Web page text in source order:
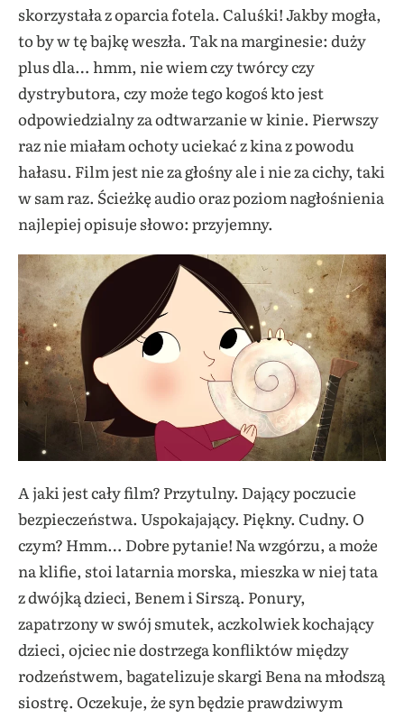
skorzystała z oparcia fotela. Caluśki! Jakby mogła,
to by w tę bajkę weszła. Tak na marginesie: duży
plus dla… hmm, nie wiem czy twórcy czy
dystrybutora, czy może tego kogoś kto jest
odpowiedzialny za odtwarzanie w kinie. Pierwszy
raz nie miałam ochoty uciekać z kina z powodu
hałasu. Film jest nie za głośny ale i nie za cichy, taki
w sam raz. Ścieżkę audio oraz poziom nagłośnienia
najlepiej opisuje słowo: przyjemny.
A jaki jest cały film? Przytulny. Dający poczucie
bezpieczeństwa. Uspokajający. Piękny. Cudny. O
czym? Hmm… Dobre pytanie! Na wzgórzu, a może
na klifie, stoi latarnia morska, mieszka w niej tata
z dwójką dzieci, Benem i Sirszą. Ponury,
zapatrzony w swój smutek, aczkolwiek kochający
dzieci, ojciec nie dostrzega konfliktów między
rodzeństwem, bagatelizuje skargi Bena na młodszą
siostrę. Oczekuje, że syn będzie prawdziwym